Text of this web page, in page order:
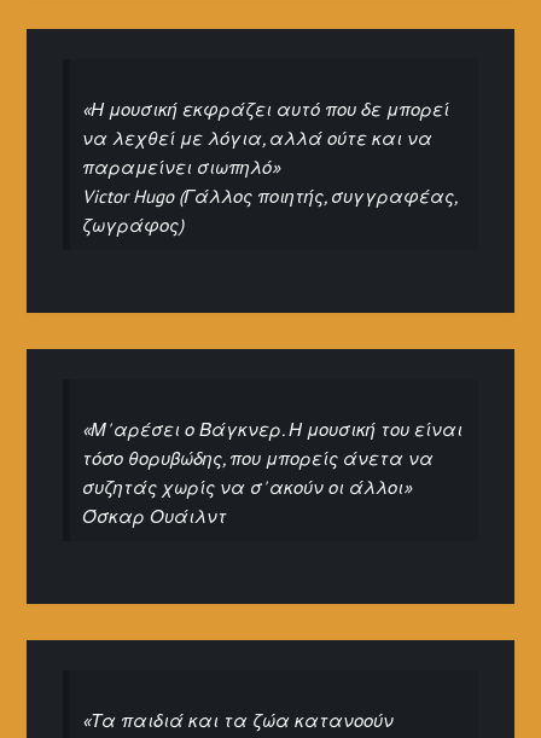
«Η μουσική εκφράζει αυτό που δε μπορεί
να λεχθεί με λόγια, αλλά ούτε και να
παραμείνει σιωπηλό»
Victor Hugo (Γάλλος ποιητής, συγγραφέας,
ζωγράφος)
«Μ' αρέσει ο Βάγκνερ. Η μουσική του είναι
τόσο θορυβώδης, που μπορείς άνετα να
συζητάς χωρίς να σ' ακούν οι άλλοι»
Όσκαρ Ουάιλντ
«Τα παιδιά και τα ζώα κατανοούν